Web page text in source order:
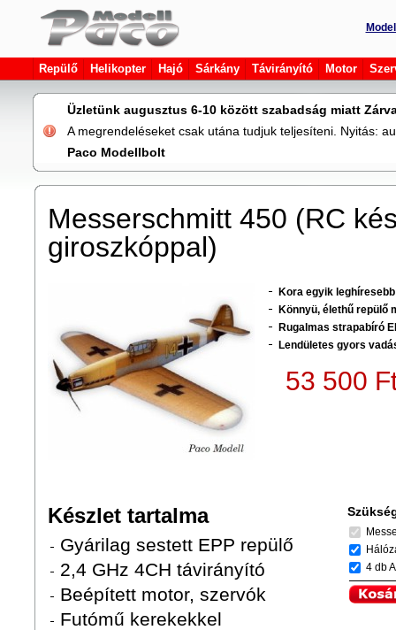
Repülő Helikopter Hajó Sárkány Távirányító Motor
Üzletünk augusztus 6-10 között szabadság miatt
A megrendeléseket csak utána tudjuk teljesíteni. Nyitás:
Paco Modellbolt
Messerschmitt 450 (RC
giroszkóppal)
Kora egyik
Könnyü, élethű repülő
Rugalmas strapabíró
Lendületes gyors
53 500
4 db
Készlet tartalma
Gyárilag sestett EPP repülő
2,4 GHz 4CH távirányító
Beépített motor, szervók
Futómű kerekekkel